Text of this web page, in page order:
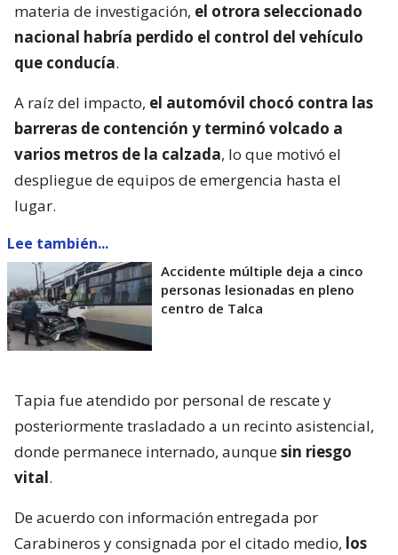
materia de investigación, el otrora seleccionado
nacional habría perdido el control del vehículo
que conducía.
A raíz del impacto, el automóvil chocó contra las
barreras de contención y terminó volcado a
varios metros de la calzada, lo que motivó el
despliegue de equipos de emergencia hasta el
lugar.
Lee también...
Accidente múltiple deja a cinco
personas lesionadas en pleno
centro de Talca
Tapia fue atendido por personal de rescate y
posteriormente trasladado a un recinto asistencial,
donde permanece internado, aunquesin riesgo
vital.
De acuerdo con información entregada por
Carabineros y consignada por el citado medio, los